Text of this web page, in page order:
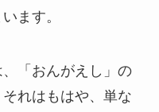
ます。
「おんがえし」の
れはもはや、単な